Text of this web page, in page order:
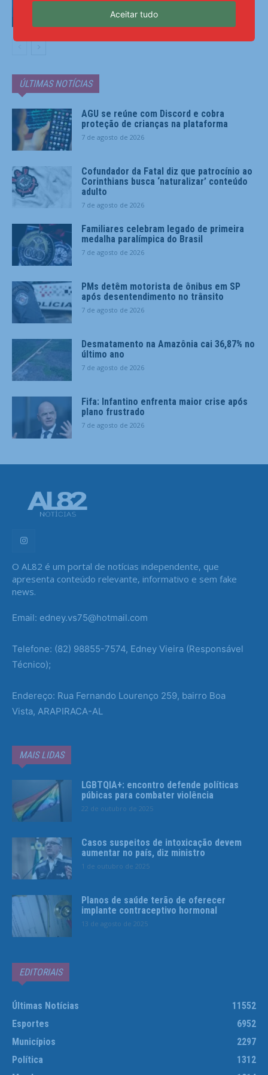
ÚLTIMAS NOTÍCIAS
AGU se reúne com Discord e cobra
proteção de crianças na plataforma
7 de agosto de 2026
Cofundador da Fatal diz que patrocínio ao
Corinthians busca ‘naturalizar’ conteúdo
adulto
7 de agosto de 2026
Familiares celebram legado de primeira
medalha paralímpica do Brasil
7 de agosto de 2026
PMs detêm motorista de ônibus em SP
após desentendimento no trânsito
7 de agosto de 2026
Desmatamento na Amazônia cai 36,87% no
último ano
7 de agosto de 2026
Fifa: Infantino enfrenta maior crise após
plano frustrado
7 de agosto de 2026
O AL82 é um portal de notícias independente, que
apresenta conteúdo relevante, informativo e sem fake
news.
Email: edney.vs75@hotmail.com
Telefone: (82) 98855-7574, Edney Vieira (Responsável
Técnico);
Endereço: Rua Fernando Lourenço 259, bairro Boa
Vista, ARAPIRACA-AL
MAIS LIDAS
LGBTQIA+: encontro defende políticas
púbicas para combater violência
22 de outubro de 2025
Casos suspeitos de intoxicação devem
aumentar no país, diz ministro
1 de outubro de 2025
Planos de saúde terão de oferecer
implante contraceptivo hormonal
13 de agosto de 2025
EDITORIAIS
Últimas Notícias
11552
Esportes
6952
Municípios
2297
Política
1312
Aceitar tudo